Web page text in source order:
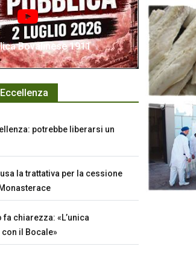
Bovalinese 1911
potrebbe liberarsi un
la trattativa per la cessione
fa chiarezza: «L’unica
il Bocale»